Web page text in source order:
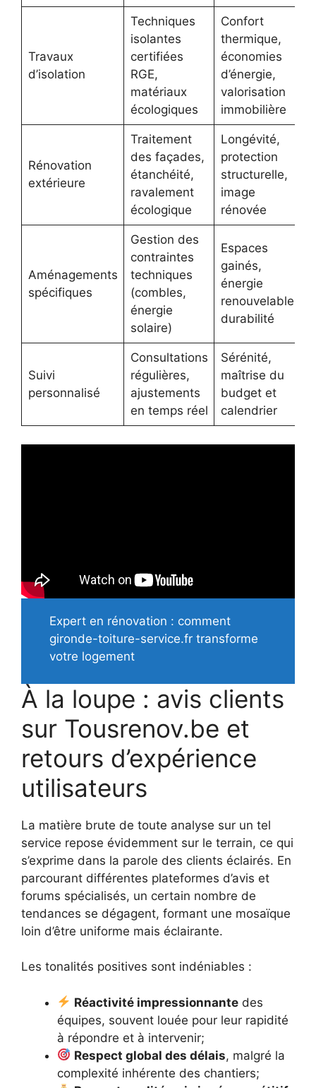
Travaux
d’isolation
Techniques
isolantes
certifiées
RGE,
matériaux
écologiques
Confort
thermique,
économies
d’énergie,
valorisation
immobilière
Rénovation
extérieure
Traitement
des façades,
étanchéité,
ravalement
écologique
Longévité,
protection
structurelle,
image
rénovée
Aménagements
spécifiques
Gestion des
contraintes
techniques
(combles,
énergie
solaire)
Espaces
gainés,
énergie
renouvelable,
durabilité
Suivi
personnalisé
Consultations
régulières,
ajustements
en temps réel
Sérénité,
maîtrise du
budget et
calendrier
Expert en rénovation : comment
gironde-toiture-service.fr transforme
votre logement
À la loupe : avis clients
sur Tousrenov.be et
retours d’expérience
utilisateurs
La matière brute de toute analyse sur un tel
service repose évidemment sur le terrain, ce qui
s’exprime dans la parole des clients éclairés. En
parcourant différentes plateformes d’avis et
forums spécialisés, un certain nombre de
tendances se dégagent, formant une mosaïque
loin d’être uniforme mais éclairante.
Les tonalités positives sont indéniables :
Réactivité impressionnante des
équipes, souvent louée pour leur rapidité
à répondre et à intervenir;
Respect global des délais, malgré la
complexité inhérente des chantiers;